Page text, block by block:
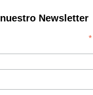
Newsletter
*